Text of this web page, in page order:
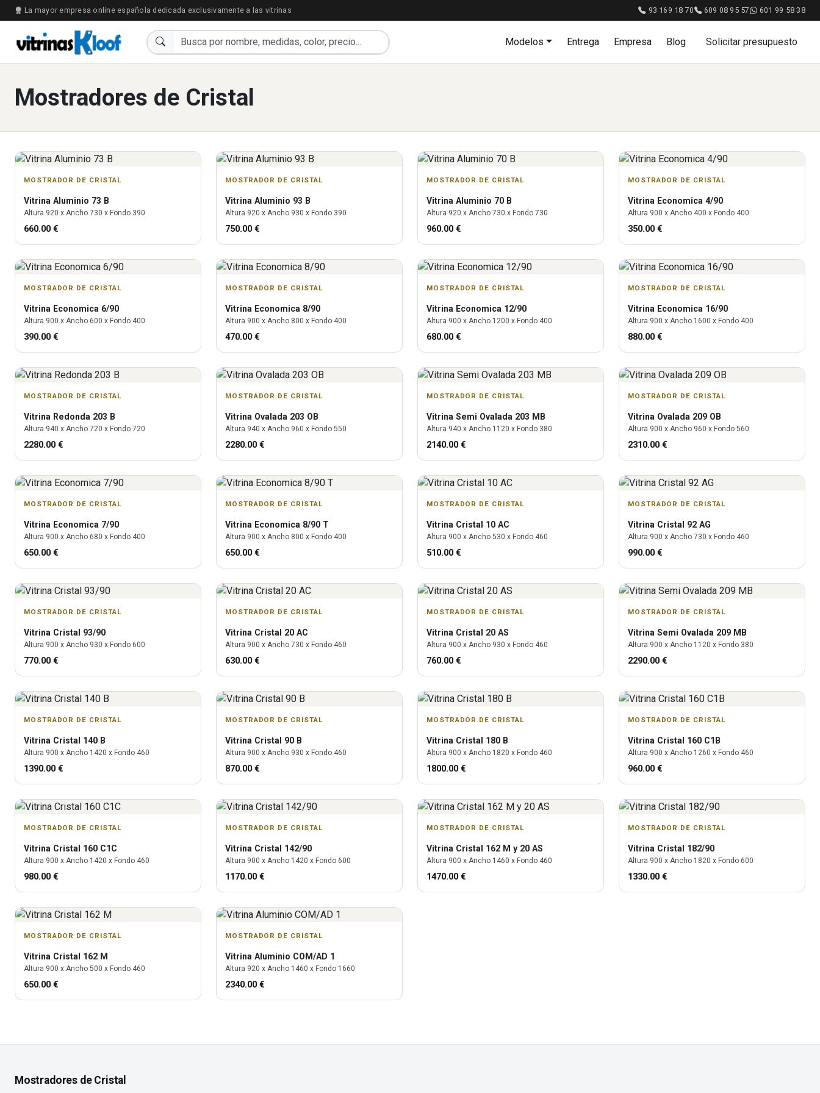
La mayor empresa online española dedicada exclusivamente a las vitrinas 93 169 18 70 609 08 95 57 601 99 58 38
Modelos Entrega Empresa Blog Solicitar presupuesto
Mostradores de Cristal
MOSTRADOR DE CRISTAL
Vitrina Aluminio 73 B
Altura 920 x Ancho 730 x Fondo 390
660.00 €
MOSTRADOR DE CRISTAL
Vitrina Aluminio 93 B
Altura 920 x Ancho 930 x Fondo 390
750.00 €
MOSTRADOR DE CRISTAL
Vitrina Aluminio 70 B
Altura 920 x Ancho 730 x Fondo 730
960.00 €
MOSTRADOR DE CRISTAL
Vitrina Economica 4/90
Altura 900 x Ancho 400 x Fondo 400
350.00 €
MOSTRADOR DE CRISTAL
Vitrina Economica 6/90
Altura 900 x Ancho 600 x Fondo 400
390.00 €
MOSTRADOR DE CRISTAL
Vitrina Economica 8/90
Altura 900 x Ancho 800 x Fondo 400
470.00 €
MOSTRADOR DE CRISTAL
Vitrina Economica 12/90
Altura 900 x Ancho 1200 x Fondo 400
680.00 €
MOSTRADOR DE CRISTAL
Vitrina Economica 16/90
Altura 900 x Ancho 1600 x Fondo 400
880.00 €
MOSTRADOR DE CRISTAL
Vitrina Redonda 203 B
Altura 940 x Ancho 720 x Fondo 720
2280.00 €
MOSTRADOR DE CRISTAL
Vitrina Ovalada 203 OB
Altura 940 x Ancho 960 x Fondo 550
2280.00 €
MOSTRADOR DE CRISTAL
Vitrina Semi Ovalada 203 MB
Altura 940 x Ancho 1120 x Fondo 380
2140.00 €
MOSTRADOR DE CRISTAL
Vitrina Ovalada 209 OB
Altura 900 x Ancho 960 x Fondo 560
2310.00 €
MOSTRADOR DE CRISTAL
Vitrina Economica 7/90
Altura 900 x Ancho 680 x Fondo 400
650.00 €
MOSTRADOR DE CRISTAL
Vitrina Economica 8/90 T
Altura 900 x Ancho 800 x Fondo 400
650.00 €
MOSTRADOR DE CRISTAL
Vitrina Cristal 10 AC
Altura 900 x Ancho 530 x Fondo 460
510.00 €
MOSTRADOR DE CRISTAL
Vitrina Cristal 92 AG
Altura 900 x Ancho 730 x Fondo 460
990.00 €
MOSTRADOR DE CRISTAL
Vitrina Cristal 93/90
Altura 900 x Ancho 930 x Fondo 600
770.00 €
MOSTRADOR DE CRISTAL
Vitrina Cristal 20 AC
Altura 900 x Ancho 730 x Fondo 460
630.00 €
MOSTRADOR DE CRISTAL
Vitrina Cristal 20 AS
Altura 900 x Ancho 930 x Fondo 460
760.00 €
MOSTRADOR DE CRISTAL
Vitrina Semi Ovalada 209 MB
Altura 900 x Ancho 1120 x Fondo 380
2290.00 €
MOSTRADOR DE CRISTAL
Vitrina Cristal 140 B
Altura 900 x Ancho 1420 x Fondo 460
1390.00 €
MOSTRADOR DE CRISTAL
Vitrina Cristal 90 B
Altura 900 x Ancho 930 x Fondo 460
870.00 €
MOSTRADOR DE CRISTAL
Vitrina Cristal 180 B
Altura 900 x Ancho 1820 x Fondo 460
1800.00 €
MOSTRADOR DE CRISTAL
Vitrina Cristal 160 C1B
Altura 900 x Ancho 1260 x Fondo 460
960.00 €
MOSTRADOR DE CRISTAL
Vitrina Cristal 160 C1C
Altura 900 x Ancho 1420 x Fondo 460
980.00 €
MOSTRADOR DE CRISTAL
Vitrina Cristal 142/90
Altura 900 x Ancho 1420 x Fondo 600
1170.00 €
MOSTRADOR DE CRISTAL
Vitrina Cristal 162 M y 20 AS
Altura 900 x Ancho 1460 x Fondo 460
1470.00 €
MOSTRADOR DE CRISTAL
Vitrina Cristal 182/90
Altura 900 x Ancho 1820 x Fondo 600
1330.00 €
MOSTRADOR DE CRISTAL
Vitrina Cristal 162 M
Altura 900 x Ancho 500 x Fondo 460
650.00 €
MOSTRADOR DE CRISTAL
Vitrina Aluminio COM/AD 1
Altura 920 x Ancho 1460 x Fondo 1660
2340.00 €
Mostradores de Cristal